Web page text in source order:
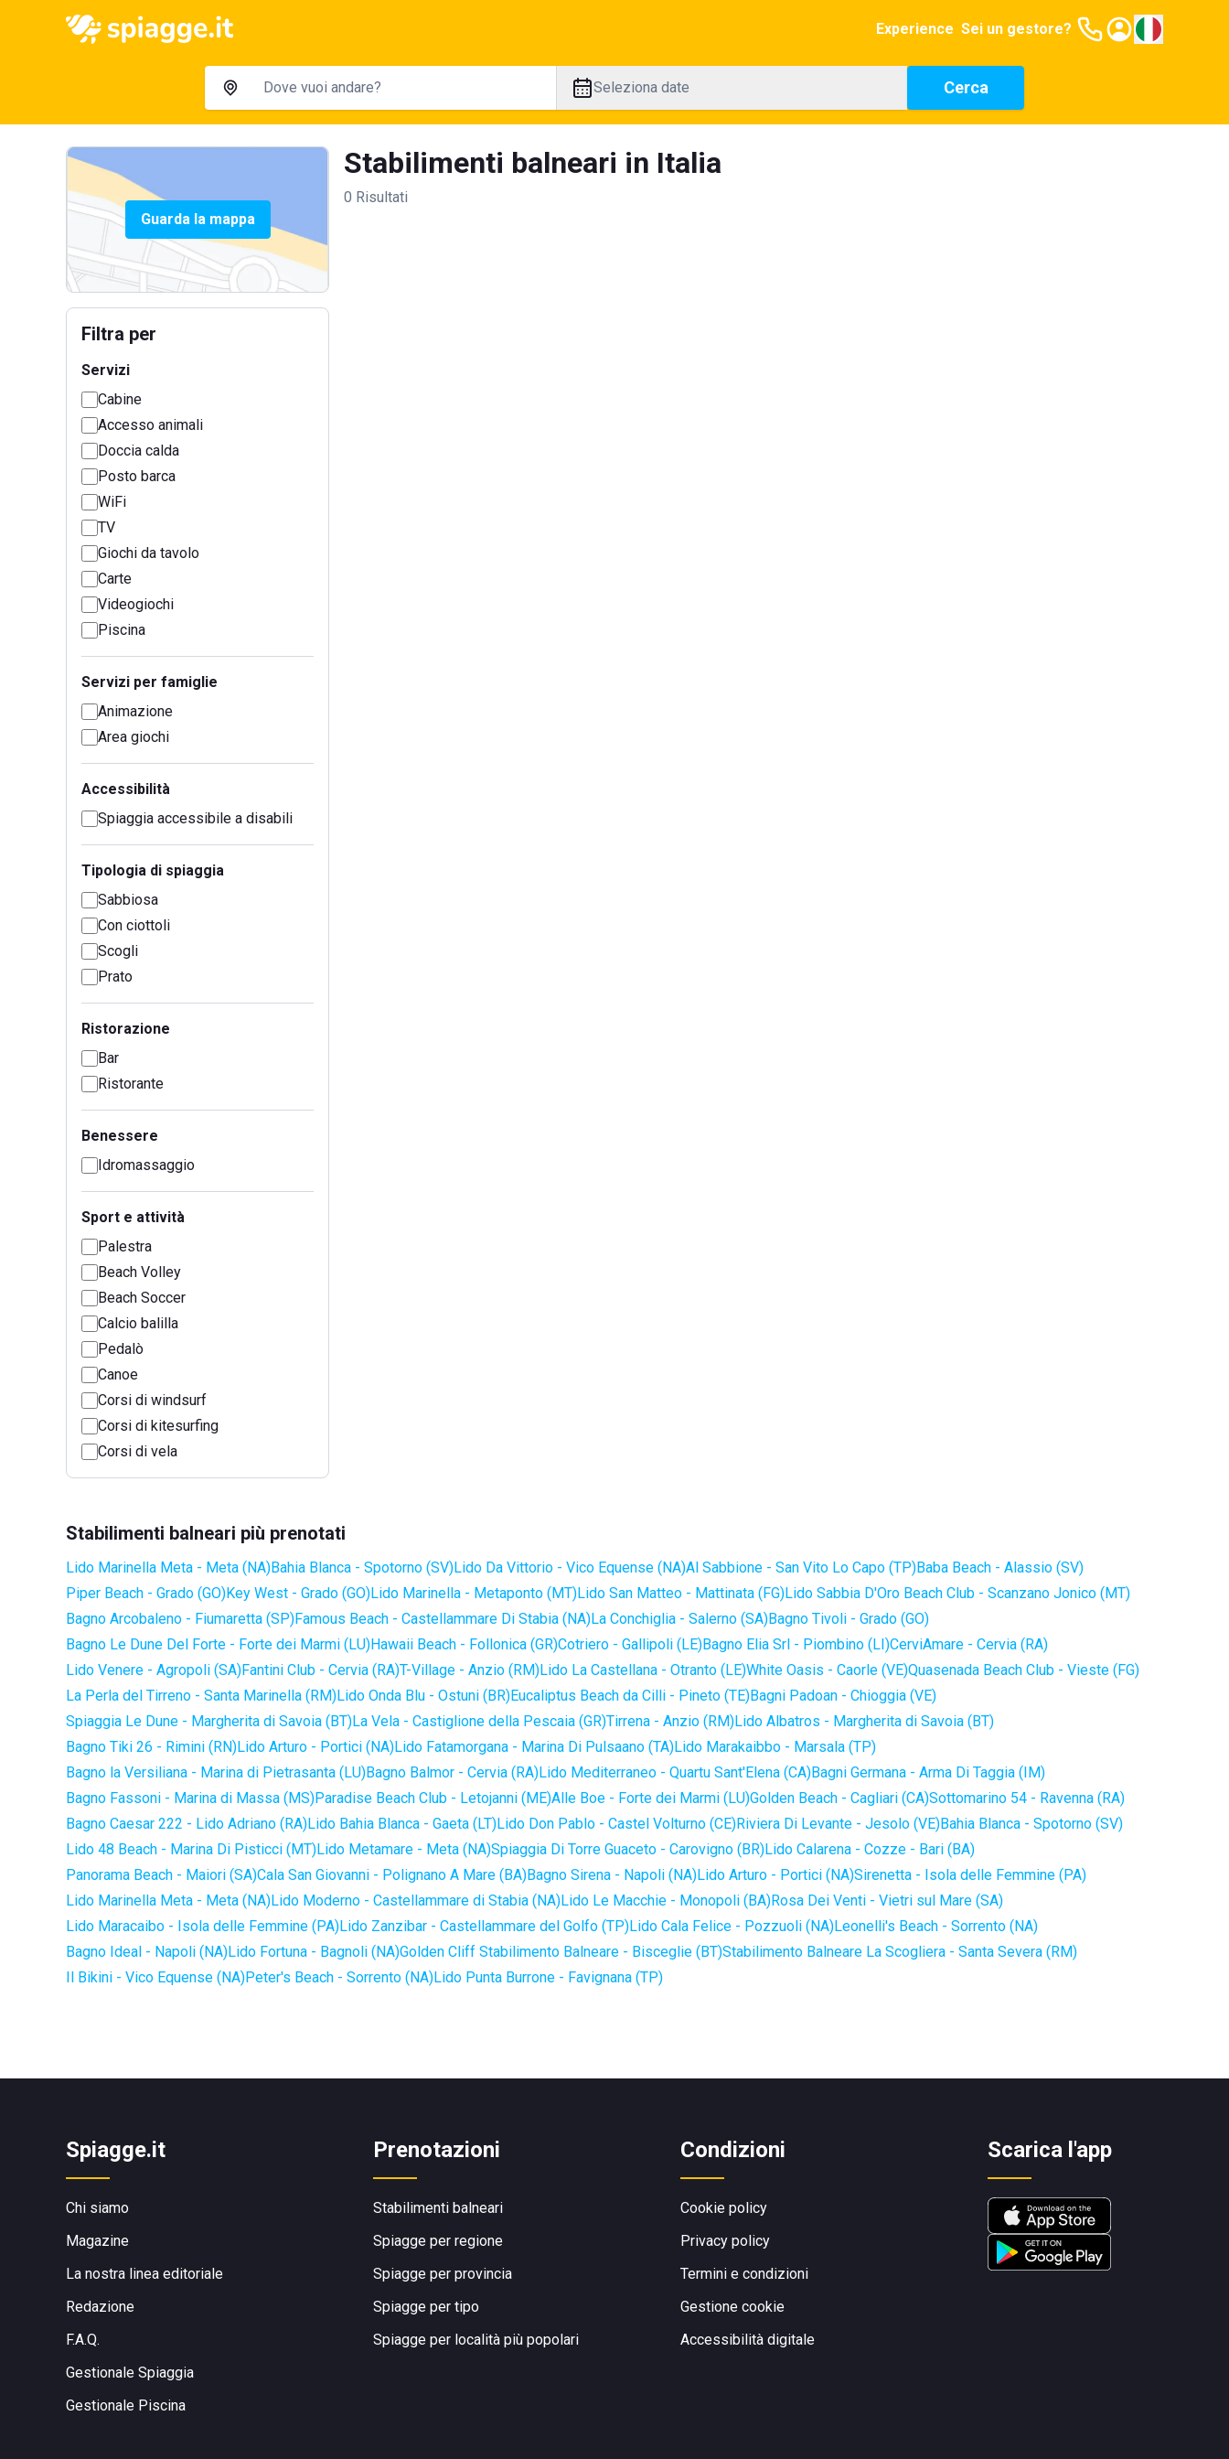
Experience Sei un gestore?
Seleziona date Cerca
Guarda la mappa
Filtra per
Servizi
Cabine
Accesso animali
Doccia calda
Posto barca
WiFi
TV
Giochi da tavolo
Carte
Videogiochi
Piscina
Servizi per famiglie
Animazione
Area giochi
Accessibilità
Spiaggia accessibile a disabili
Tipologia di spiaggia
Sabbiosa
Con ciottoli
Scogli
Prato
Ristorazione
Bar
Ristorante
Benessere
Idromassaggio
Sport e attività
Palestra
Beach Volley
Beach Soccer
Calcio balilla
Pedalò
Canoe
Corsi di windsurf
Corsi di kitesurfing
Corsi di vela
Stabilimenti balneari in Italia
0 Risultati
Stabilimenti balneari più prenotati
Lido Marinella Meta - Meta (NA)Bahia Blanca - Spotorno (SV)Lido Da Vittorio - Vico Equense (NA)Al Sabbione - San Vito Lo Capo (TP)Baba Beach - Alassio (SV)
Piper Beach - Grado (GO)Key West - Grado (GO)Lido Marinella - Metaponto (MT)Lido San Matteo - Mattinata (FG)Lido Sabbia D'Oro Beach Club - Scanzano Jonico (MT)
Bagno Arcobaleno - Fiumaretta (SP)Famous Beach - Castellammare Di Stabia (NA)La Conchiglia - Salerno (SA)Bagno Tivoli - Grado (GO)
Bagno Le Dune Del Forte - Forte dei Marmi (LU)Hawaii Beach - Follonica (GR)Cotriero - Gallipoli (LE)Bagno Elia Srl - Piombino (LI)CerviAmare - Cervia (RA)
Lido Venere - Agropoli (SA)Fantini Club - Cervia (RA)T-Village - Anzio (RM)Lido La Castellana - Otranto (LE)White Oasis - Caorle (VE)Quasenada Beach Club - Vieste (FG)
La Perla del Tirreno - Santa Marinella (RM)Lido Onda Blu - Ostuni (BR)Eucaliptus Beach da Cilli - Pineto (TE)Bagni Padoan - Chioggia (VE)
Spiaggia Le Dune - Margherita di Savoia (BT)La Vela - Castiglione della Pescaia (GR)Tirrena - Anzio (RM)Lido Albatros - Margherita di Savoia (BT)
Bagno Tiki 26 - Rimini (RN)Lido Arturo - Portici (NA)Lido Fatamorgana - Marina Di Pulsaano (TA)Lido Marakaibbo - Marsala (TP)
Bagno la Versiliana - Marina di Pietrasanta (LU)Bagno Balmor - Cervia (RA)Lido Mediterraneo - Quartu Sant'Elena (CA)Bagni Germana - Arma Di Taggia (IM)
Bagno Fassoni - Marina di Massa (MS)Paradise Beach Club - Letojanni (ME)Alle Boe - Forte dei Marmi (LU)Golden Beach - Cagliari (CA)Sottomarino 54 - Ravenna (RA)
Bagno Caesar 222 - Lido Adriano (RA)Lido Bahia Blanca - Gaeta (LT)Lido Don Pablo - Castel Volturno (CE)Riviera Di Levante - Jesolo (VE)Bahia Blanca - Spotorno (SV)
Lido 48 Beach - Marina Di Pisticci (MT)Lido Metamare - Meta (NA)Spiaggia Di Torre Guaceto - Carovigno (BR)Lido Calarena - Cozze - Bari (BA)
Panorama Beach - Maiori (SA)Cala San Giovanni - Polignano A Mare (BA)Bagno Sirena - Napoli (NA)Lido Arturo - Portici (NA)Sirenetta - Isola delle Femmine (PA)
Lido Marinella Meta - Meta (NA)Lido Moderno - Castellammare di Stabia (NA)Lido Le Macchie - Monopoli (BA)Rosa Dei Venti - Vietri sul Mare (SA)
Lido Maracaibo - Isola delle Femmine (PA)Lido Zanzibar - Castellammare del Golfo (TP)Lido Cala Felice - Pozzuoli (NA)Leonelli's Beach - Sorrento (NA)
Bagno Ideal - Napoli (NA)Lido Fortuna - Bagnoli (NA)Golden Cliff Stabilimento Balneare - Bisceglie (BT)Stabilimento Balneare La Scogliera - Santa Severa (RM)
Il Bikini - Vico Equense (NA)Peter's Beach - Sorrento (NA)Lido Punta Burrone - Favignana (TP)
Spiagge.it
Chi siamo
Magazine
La nostra linea editoriale
Redazione
F.A.Q.
Gestionale Spiaggia
Gestionale Piscina
Prenotazioni
Stabilimenti balneari
Spiagge per regione
Spiagge per provincia
Spiagge per tipo
Spiagge per località più popolari
Condizioni
Cookie policy
Privacy policy
Termini e condizioni
Gestione cookie
Accessibilità digitale
Scarica l'app